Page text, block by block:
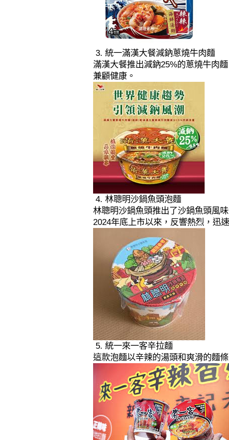
3. 統一滿漢大餐減鈉蔥燒牛肉麵
滿漢大餐推出減鈉25%的蔥燒牛肉
兼顧健康。
4. 林聰明沙鍋魚頭泡麵
林聰明沙鍋魚頭推出了沙鍋魚頭風
2024年底上市以來，反響熱烈，迅
5. 統一來一客辛拉麵
這款泡麵以辛辣的湯頭和爽滑的麵